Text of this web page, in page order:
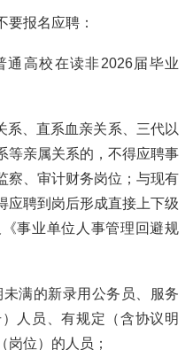
要报名应聘：
通高校在读非2026届毕业
系、直系血亲关系、三代以
等亲属关系的，不得应聘事
察、审计财务岗位；与现有
应聘到岗后形成直接上下级
事业单位人事管理回避规
满的新录用公务员、服务
人员、有规定（含协议明
岗位）的人员；